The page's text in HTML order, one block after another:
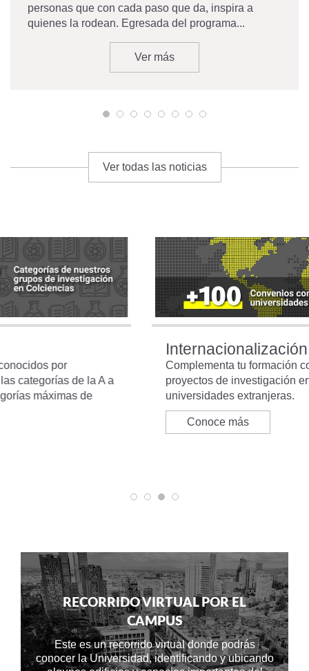
personas que con cada paso que da, inspira a
quienes la rodean. Egresada del programa...
Ver más
Ver todas las noticias
Complementa tu formación con intercambios y
proyectos de investigación en convenio con
universidades extranjeras.
RECORRIDO VIRTUAL POR EL
CAMPUS
Este es un recorrido virtual donde podrás
conocer la Universidad, identificando y ubicando
algunos edificios y espacios importantes del